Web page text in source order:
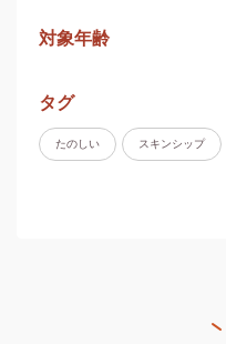
対象年齢
タグ
たのしい スキンシップ